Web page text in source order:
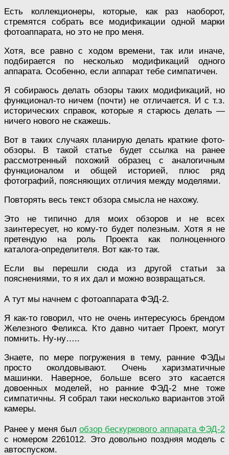
Есть коллекционеры, которые, как раз наоборот,
стремятся собрать все модификации одной марки
фотоаппарата, но это не про меня.
Хотя, все равно с ходом времени, так или иначе,
подбирается по несколько модификаций одного
аппарата. Особенно, если аппарат тебе симпатичен.
Я собираюсь делать обзоры таких модификаций, но
функционал-то ничем (почти) не отличается. И с т.з.
исторических справок, которые я старюсь делать —
ничего нового не скажешь.
Вот в таких случаях планирую делать краткие фото-
обзоры. В такой статье будет ссылка на ранее
рассмотренный похожий образец с аналогичным
функционалом и общей историей, плюс ряд
фотографий, поясняющих отличия между моделями.
Повторять весь текст обзора смысла не нахожу.
Это не типично для моих обзоров и не всех
заинтересует, но кому-то будет полезным. Хотя я не
претендую на роль Проекта как полноценного
каталога-определителя. Вот как-то так.
Если вы перешли сюда из другой статьи за
пояснениями, то я их дал и можно возвращаться.
А тут мы начнем с фотоаппарата ФЭД-2.
Я как-то говорил, что не очень интересуюсь брендом
Железного Феликса. Кто давно читает Проект, могут
помнить. Ну-ну…..
Знаете, по мере погружения в тему, ранние ФЭДы
просто околдовывают. Очень харизматичные
машинки. Наверное, больше всего это касается
довоенных моделей, но ранние ФЭД-2 мне тоже
симпатичны. Я собрал таки несколько вариантов этой
камеры.
Ранее у меня былобзор бескуркового аппарата ФЭД-2
с номером 2261012. Это довольно поздняя модель с
автоспуском.